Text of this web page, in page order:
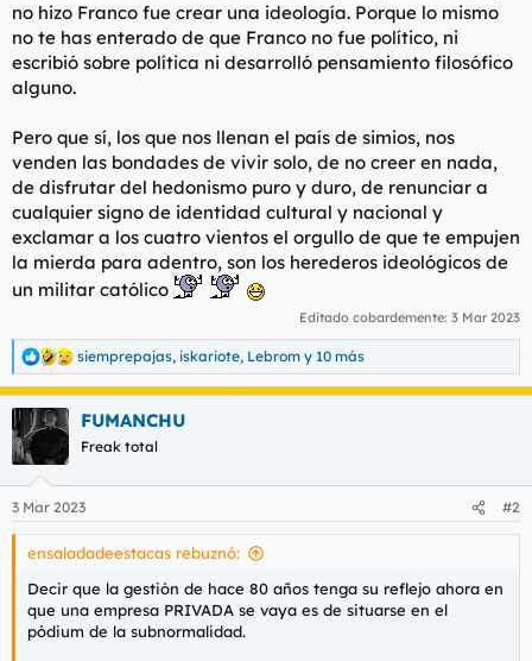
no hizo Franco fue crear una ideología. Porque lo mismo
no te has enterado de que Franco no fue político, ni
escribió sobre política ni desarrolló pensamiento filosófico
alguno.
Pero que sí, los que nos llenan el país de simios, nos
venden las bondades de vivir solo, de no creer en nada,
de disfrutar del hedonismo puro y duro, de renunciar a
cualquier signo de identidad cultural y nacional y
exclamar a los cuatro vientos el orgullo de que te empujen
la mierda para adentro, son los herederos ideológicos de
un militar católico
Editado cobardemente: 3 Mar 2023
R
e
a
c
i
e
s
siemprepajas, iskariote, Lebrom y 10 más
FUMANCHU
Freak total
3 Mar 2023 #2
ensaladadeestacas rebuznó:
Decir que la gestión de hace 80 años tenga su reflejo ahora en
que una empresa PRIVADA se vaya es de situarse en el
pódium de la subnormalidad.